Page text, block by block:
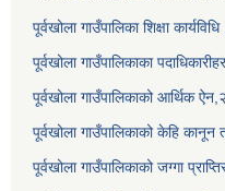
पूर्वखोला गाउँपालिका शिक्षा
पूर्वखोला गाउँपालिकाका
पूर्वखोला गाउँपालिकाको आर्थिक
पूर्वखोला गाउँपालिकाको केहि
पूर्वखोला गाउँपालिकाको जग्गा